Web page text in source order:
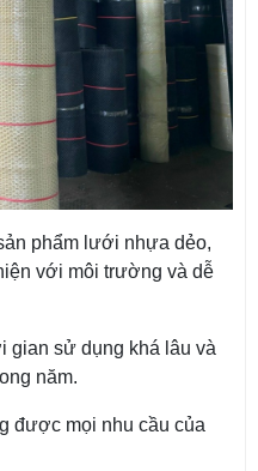
phẩm lưới nhựa dẻo,
với môi trường và dễ
gian sử dụng khá lâu và
năm.
được mọi nhu cầu của